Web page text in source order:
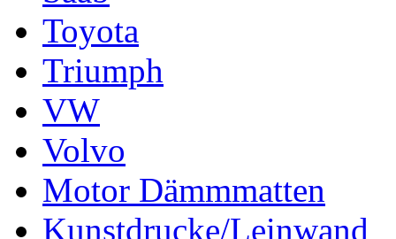
Toyota
Triumph
VW
Volvo
Motor Dämmmatten
Kunstdrucke/Leinwand